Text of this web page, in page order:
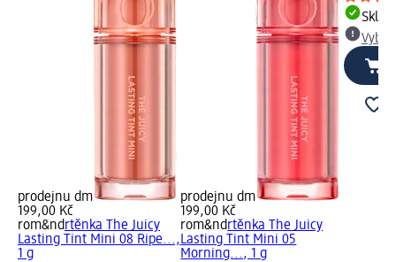
prodejnu dm
199,00 Kč
rom&ndrtěnka The Juicy
Lasting Tint Mini 08 Ripe...,
1 g
prodejnu dm
199,00 Kč
rom&ndrtěnka The Juicy
Lasting Tint Mini 05
Morning..., 1 g